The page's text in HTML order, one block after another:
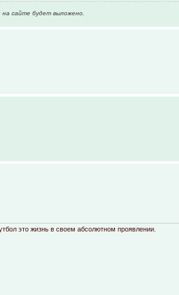
сайте будет выложено.
это жизнь в своем абсолютном проявлении.